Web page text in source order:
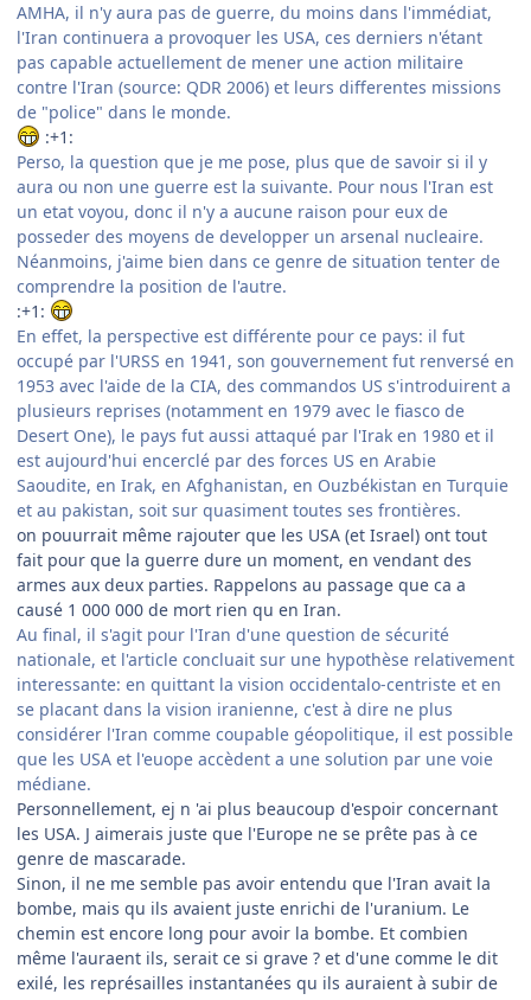
AMHA, il n'y aura pas de guerre, du moins dans l'immédiat,
l'Iran continuera a provoquer les USA, ces derniers n'étant
pas capable actuellement de mener une action militaire
contre l'Iran (source: QDR 2006) et leurs differentes missions
de "police" dans le monde.
:+1:
Perso, la question que je me pose, plus que de savoir si il y
aura ou non une guerre est la suivante. Pour nous l'Iran est
un etat voyou, donc il n'y a aucune raison pour eux de
posseder des moyens de developper un arsenal nucleaire.
Néanmoins, j'aime bien dans ce genre de situation tenter de
comprendre la position de l'autre.
:+1:
En effet, la perspective est différente pour ce pays: il fut
occupé par l'URSS en 1941, son gouvernement fut renversé en
1953 avec l'aide de la CIA, des commandos US s'introduirent a
plusieurs reprises (notamment en 1979 avec le fiasco de
Desert One), le pays fut aussi attaqué par l'Irak en 1980 et il
est aujourd'hui encerclé par des forces US en Arabie
Saoudite, en Irak, en Afghanistan, en Ouzbékistan en Turquie
et au pakistan, soit sur quasiment toutes ses frontières.
on pouurrait même rajouter que les USA (et Israel) ont tout
fait pour que la guerre dure un moment, en vendant des
armes aux deux parties. Rappelons au passage que ca a
causé 1 000 000 de mort rien qu en Iran.
Au final, il s'agit pour l'Iran d'une question de sécurité
nationale, et l'article concluait sur une hypothèse relativement
interessante: en quittant la vision occidentalo-centriste et en
se placant dans la vision iranienne, c'est à dire ne plus
considérer l'Iran comme coupable géopolitique, il est possible
que les USA et l'euope accèdent a une solution par une voie
médiane.
Personnellement, ej n 'ai plus beaucoup d'espoir concernant
les USA. J aimerais juste que l'Europe ne se prête pas à ce
genre de mascarade.
Sinon, il ne me semble pas avoir entendu que l'Iran avait la
bombe, mais qu ils avaient juste enrichi de l'uranium. Le
chemin est encore long pour avoir la bombe. Et combien
même l'auraent ils, serait ce si grave ? et d'une comme le dit
exilé, les représailles instantanées qu ils auraient à subir de